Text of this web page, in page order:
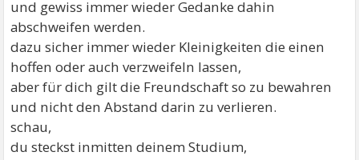
und gewiss immer wieder Gedanke dahin
abschweifen werden.
dazu sicher immer wieder Kleinigkeiten die einen
hoffen oder auch verzweifeln lassen,
aber für dich gilt die Freundschaft so zu bewahren
und nicht den Abstand darin zu verlieren.
schau,
du steckst inmitten deinem Studium,